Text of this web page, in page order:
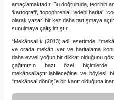
amaçlamaktadır. Bu doğrultuda, teorinin
‘kartografi’, ‘topophrenia’, ‘edebi harita’,
olarak yazar’ bir kez daha tartışmaya
sunulmaya çalışılmıştır.
“Mekânsallık (2013) adlı eserimde,
ve orada mekân, yer ve haritalama
daha evvel yoğun bir dikkat olduğunu
çağımızın bazı özel
mekânsallaştırılabileceğine ve
“mekânsal dönüş”e bir kanıt olduğuna